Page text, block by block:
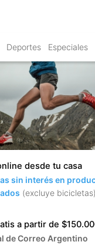
Deportes Especiales
desde tu casa
sin interés en
(excluye bicicletas)
a partir de
de Correo Argentino